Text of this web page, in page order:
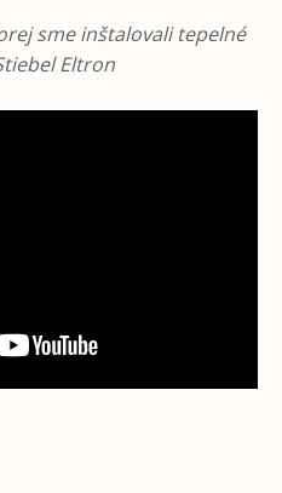
sme inštalovali tepelné
Eltron